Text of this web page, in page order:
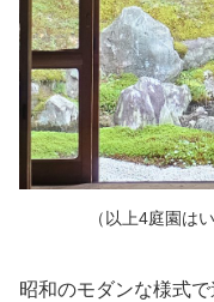
（以上4庭園は
昭和のモダンな様式